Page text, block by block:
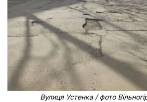
Вулиця Устенка / фото